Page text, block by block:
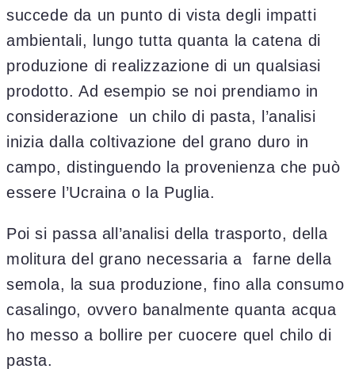
succede da un punto di vista degli impatti
ambientali, lungo tutta quanta la catena di
produzione di realizzazione di un qualsiasi
prodotto. Ad esempio se noi prendiamo in
considerazione un chilo di pasta, l’analisi
inizia dalla coltivazione del grano duro in
campo, distinguendo la provenienza che può
essere l’Ucraina o la Puglia.
Poi si passa all’analisi della trasporto, della
molitura del grano necessaria a farne della
semola, la sua produzione, fino alla consumo
casalingo, ovvero banalmente quanta acqua
ho messo a bollire per cuocere quel chilo di
pasta.